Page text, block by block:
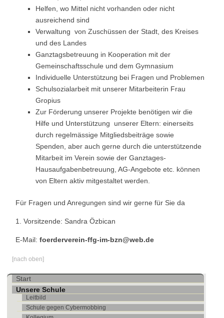
Helfen, wo Mittel nicht vorhanden oder nicht
ausreichend sind
Verwaltung von Zuschüssen der Stadt, des Kreises
und des Landes
Ganztagsbetreuung in Kooperation mit der
Gemeinschaftsschule und dem Gymnasium
Individuelle Unterstützung bei Fragen und Problemen
Schulsozialarbeit mit unserer Mitarbeiterin Frau
Gropius
Zur Förderung unserer Projekte benötigen wir die
Hilfe und Unterstützung unserer Eltern: einerseits
durch regelmässige Mitgliedsbeiträge sowie
Spenden, aber auch gerne durch die unterstützende
Mitarbeit im Verein sowie der Ganztages-
Hausaufgabenbetreuung, AG-Angebote etc. können
von Eltern aktiv mitgestaltet werden.
Für Fragen und Anregungen sind wir gerne für Sie da
1. Vorsitzende: Sandra Özbican
E-Mail: foerderverein-ffg-im-bzn@web.de
[nach oben]
Navigation
überspringen
Start
Unsere Schule
Leitbild
Schule gegen Cybermobbing